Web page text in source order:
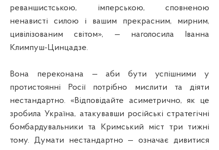
реваншистською, імперською, сповненою
ненависті силою і вашим прекрасним, мирним,
цивілізованим світом», — наголосила Іванна
Климпуш-Цинцадзе.
Вона переконана — аби бути успішними у
протистоянні Росії потрібно мислити та діяти
нестандартно. «Відповідайте асиметрично, як це
зробила Україна, атакувавши російські стратегічні
бомбардувальники та Кримський міст три тижні
тому. Думати нестандартно — означає дивитися